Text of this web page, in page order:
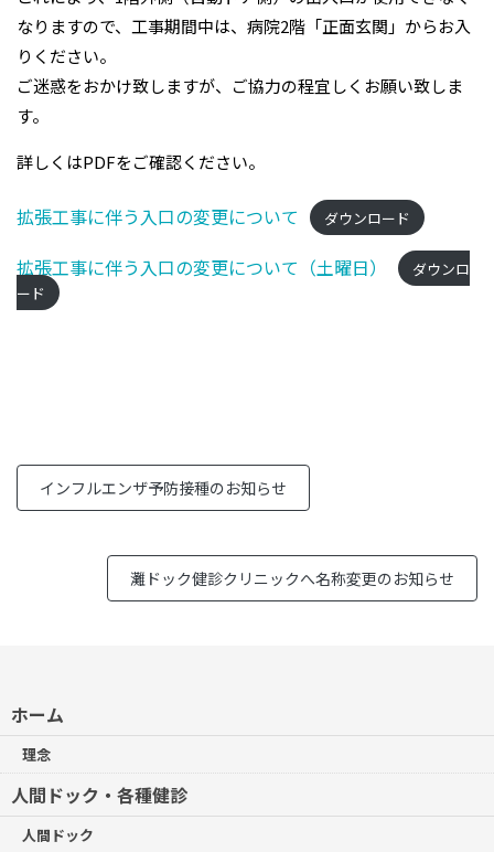
なりますので、工事期間中は、病院2階「正面玄関」からお入
りください。
ご迷惑をおかけ致しますが、ご協力の程宜しくお願い致しま
す。
詳しくはPDFをご確認ください。
拡張工事に伴う入口の変更について ダウンロード
拡張工事に伴う入口の変更について（土曜日）
ダウンロ
ード
インフルエンザ予防接種のお知らせ
灘ドック健診クリニックへ名称変更のお知らせ
ホーム
理念
人間ドック・各種健診
人間ドック